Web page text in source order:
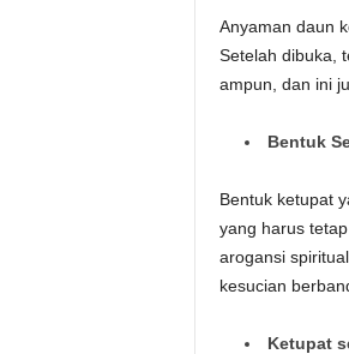
Anyaman daun
Setelah dibuka,
ampun, dan ini
Bentuk
Bentuk ketupat
yang harus
arogansi
kesucian
Ketupat